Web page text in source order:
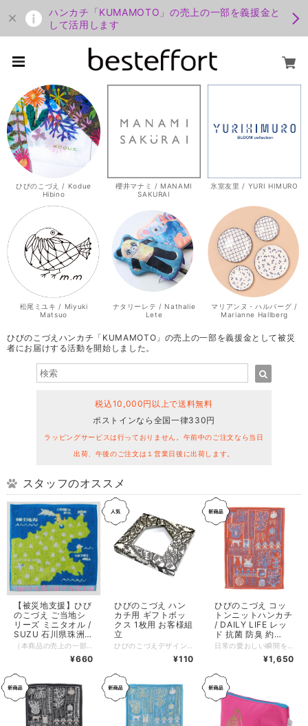
ハンカチ「KUMAMOTO」の売上の一部を義援金と
して活用します
ひびのこづえ / Kodue
Hibino
櫻井マナミ / MANAMI
SAKURAI
氷室友里 / YURI HIMURO
松尾ミユキ / Miyuki
Matsuo
ナタリーレテ / Nathalie
Lete
マリアンヌ・ハルバーグ /
Marianne Hallberg
ひびのこづえハンカチ「KUMAMOTO」の売上の一部を義援金として被災
者にお届けする活動を開始しました。
税込10,000円以上で送料無料
ポストインなら全国一律330円
ラッピングサービスは行っておりません。午前中のご注文なら当日
出荷、午後のご注文は１営業日後に出荷します。
スタッフのオススメ
【被災地支援】ひび
のこづえ ご当地シ
リーズ ミニタオル /
SUZU 石川県珠洲
市 25x25cm 綿
¥660
ひびのこづえ ハン
カチ用 ギフトボッ
クス 1枚用 お客様組
立
¥110
ひびのこづえ コッ
トンニットハンカチ
/ DAILY LIFE レッ
ド 抗菌 防臭 約
17x24cm 綿100%
¥1,650